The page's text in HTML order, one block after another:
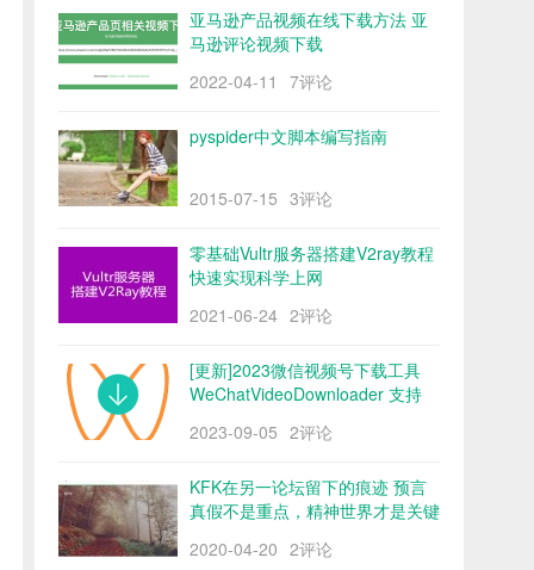
亚马逊产品视频在线下载方法 亚
马逊评论视频下载
2022-04-11
7评论
pyspider中文脚本编写指南
2015-07-15 3评论
零基础Vultr服务器搭建V2ray教程
快速实现科学上网
2021-06-24 2评论
[更新]2023微信视频号下载工具
WeChatVideoDownloader 支持
2023-09-05 2评论
KFK在另一论坛留下的痕迹 预言
真假不是重点，精神世界才是关键
2020-04-20 2评论